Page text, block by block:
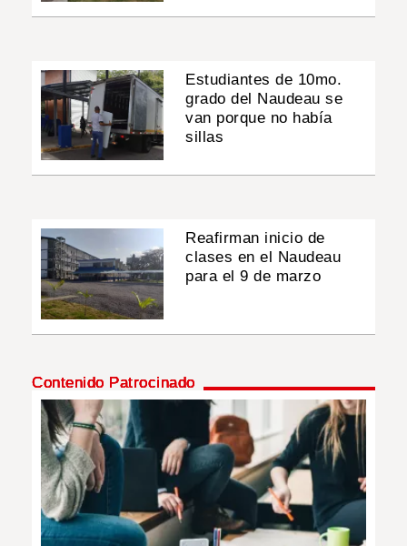
Estudiantes de 10mo.
grado del Naudeau se
van porque no había
sillas
Reafirman inicio de
clases en el Naudeau
para el 9 de marzo
Contenido Patrocinado